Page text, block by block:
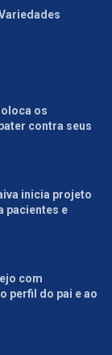
os
contra seus
inicia projeto
pacientes e
com
perfil do pai e ao